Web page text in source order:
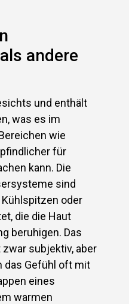
andere
und enthält
was es im
wie
für
kann. Die
sind
oder
die die Haut
beruhigen. Das
subjektiv, aber
das Gefühl oft mit
eines
warmen